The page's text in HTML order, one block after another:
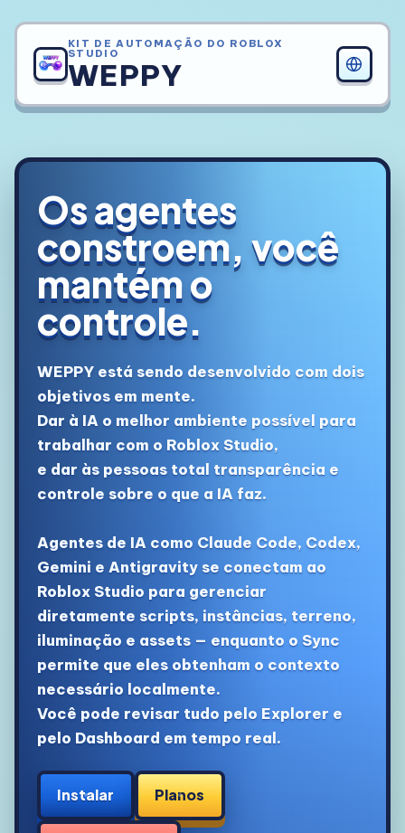
KIT DE AUTOMAÇÃO DO ROBLOX
STUDIO
WEPPY
Os agentes
constroem, você
mantém o
controle.
WEPPY está sendo desenvolvido com dois
objetivos em mente.
Dar à IA o melhor ambiente possível para
trabalhar com o Roblox Studio,
e dar às pessoas total transparência e
controle sobre o que a IA faz.
Agentes de IA como Claude Code, Codex,
Gemini e Antigravity se conectam ao
Roblox Studio para gerenciar
diretamente scripts, instâncias, terreno,
iluminação e assets — enquanto o Sync
permite que eles obtenham o contexto
necessário localmente.
Você pode revisar tudo pelo Explorer e
pelo Dashboard em tempo real.
Instalar Planos